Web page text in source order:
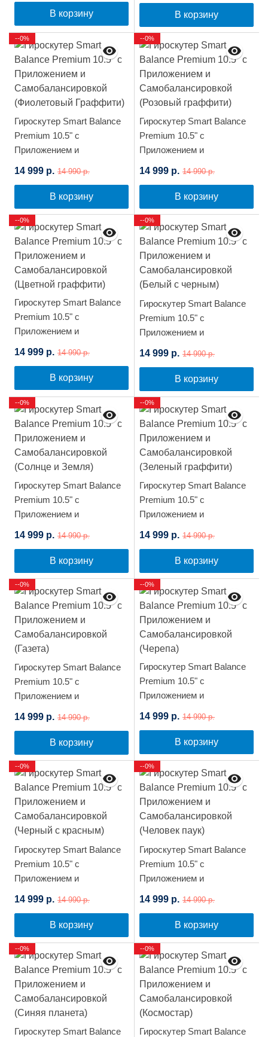
В корзину
В корзину
Гироскутер Smart Balance
Premium 10.5" с
Приложением и
(Фиолетовый Граффити)
14 999 р. 14 990 р.
В корзину
--0%
Гироскутер Smart Balance
Premium 10.5" с
Приложением и
(Розовый граффити)
14 999 р. 14 990 р.
В корзину
--0%
Гироскутер Smart Balance
Premium 10.5" с
Приложением и
(Цветной граффити)
14 999 р. 14 990 р.
В корзину
--0%
Гироскутер Smart Balance
Premium 10.5" с
Приложением и
(Белый с черным)
14 999 р. 14 990 р.
В корзину
--0%
Гироскутер Smart Balance
Premium 10.5" с
Приложением и
(Солнце и Земля)
14 999 р. 14 990 р.
В корзину
--0%
Гироскутер Smart Balance
Premium 10.5" с
Приложением и
(Зеленый граффити)
14 999 р. 14 990 р.
В корзину
--0%
Гироскутер Smart Balance
Premium 10.5" с
Приложением и
(Газета)
14 999 р. 14 990 р.
В корзину
--0%
Гироскутер Smart Balance
Premium 10.5" с
Приложением и
(Черепа)
14 999 р. 14 990 р.
В корзину
--0%
Гироскутер Smart Balance
Premium 10.5" с
Приложением и
(Черный с красным)
14 999 р. 14 990 р.
В корзину
--0%
Гироскутер Smart Balance
Premium 10.5" с
Приложением и
(Человек паук)
14 999 р. 14 990 р.
В корзину
--0%
Гироскутер Smart Balance
--0%
Гироскутер Smart Balance
--0%